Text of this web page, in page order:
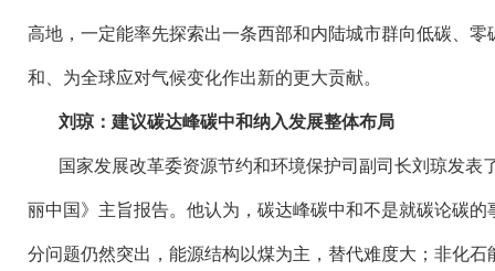
高地，一定能率先探索出一条西部和内陆城市群向低碳、
和、为全球应对气候变化作出新的更大贡献。
刘琼：建议碳达峰碳中和纳入发展整体布局
国家发展改革委资源节约和环境保护司副司长刘琼发表
丽中国》主旨报告。他认为，碳达峰碳中和不是就碳论碳
分问题仍然突出，能源结构以煤为主，替代难度大；非化